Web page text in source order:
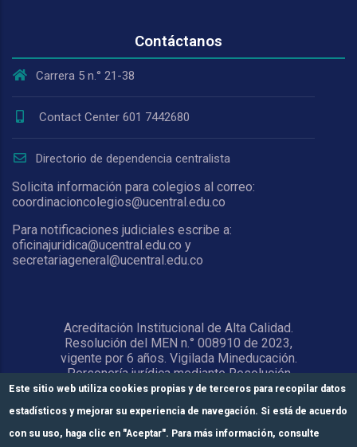
Contáctanos
Carrera 5 n.° 21-38
Contact Center 601 7442680
Directorio de dependencia centralista
Solicita información para colegios al correo:
coordinacioncolegios@ucentral.edu.co
Para notificaciones judiciales escribe a:
oficinajuridica@ucentral.edu.co y
secretariageneral@ucentral.edu.co
Acreditación Institucional de Alta Calidad.
Resolución del MEN n.° 008910 de 2023,
vigente por 6 años. Vigilada Mineducación.
Personería jurídica mediante Resolución
1876 del 5 de junio de 1967. Reconocida
como Universidad por el Ministerio de
Educación Nacional mediante Resolución
15818 del 31 de octubre de 1978.
Este sitio web utiliza cookies propias y de terceros para recopilar datos
estadísticos y mejorar su experiencia de navegación. Si está de acuerdo
con su uso, haga clic en "Aceptar". Para más información, consulte